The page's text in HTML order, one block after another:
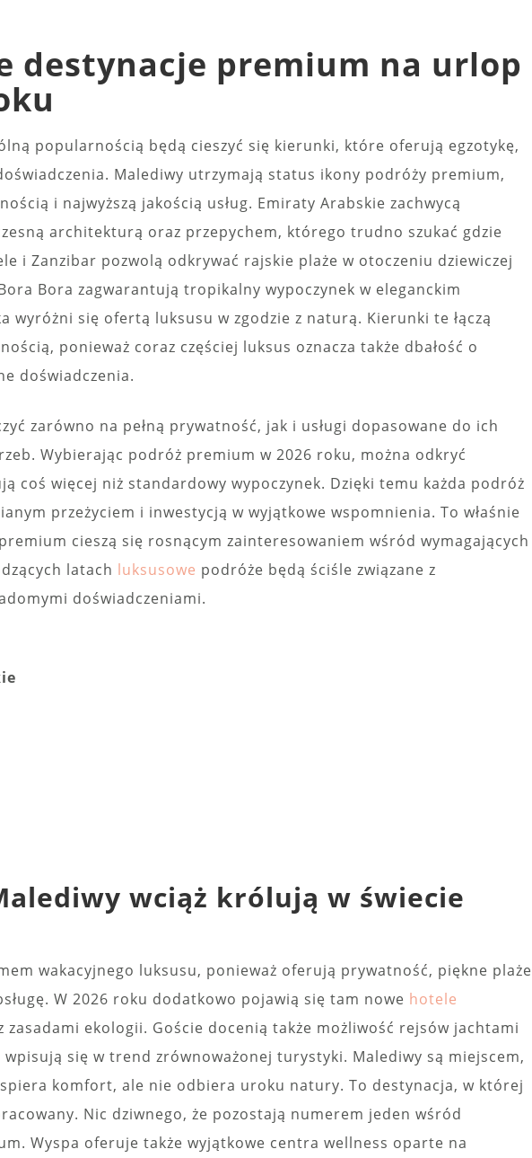
destynacje premium na urlop
popularnością będą cieszyć się kierunki, które oferują egzotykę,
Malediwy utrzymają status ikony podróży premium,
i najwyższą jakością usług. Emiraty Arabskie zachwycą
architekturą oraz przepychem, którego trudno szukać gdzie
i Zanzibar pozwolą odkrywać rajskie plaże w otoczeniu dziewiczej
Bora zagwarantują tropikalny wypoczynek w eleganckim
wyróżni się ofertą luksusu w zgodzie z naturą. Kierunki te łączą
ponieważ coraz częściej luksus oznacza także dbałość o
doświadczenia.
zarówno na pełną prywatność, jak i usługi dopasowane do ich
Wybierając podróż premium w 2026 roku, można odkryć
coś więcej niż standardowy wypoczynek. Dzięki temu każda podróż
przeżyciem i inwestycją w wyjątkowe wspomnienia. To właśnie
cieszą się rosnącym zainteresowaniem wśród wymagających
latach luksusowe podróże będą ściśle związane z
doświadczeniami.
wciąż królują w świecie
wakacyjnego luksusu, ponieważ oferują prywatność, piękne plaże
W 2026 roku dodatkowo pojawią się tam nowe hotele
zasadami ekologii. Goście docenią także możliwość rejsów jachtami
się w trend zrównoważonej turystyki. Malediwy są miejscem,
komfort, ale nie odbiera uroku natury. To destynacja, w której
Nic dziwnego, że pozostają numerem jeden wśród
Wyspa oferuje także wyjątkowe centra wellness oparte na